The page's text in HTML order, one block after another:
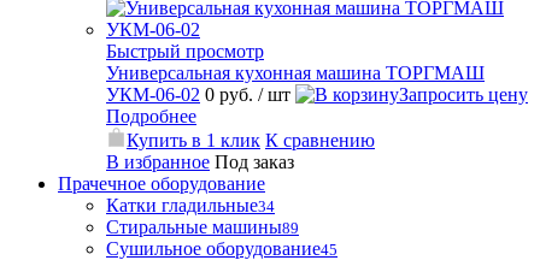
Быстрый просмотр
Универсальная кухонная машина ТОРГМАШ
УКМ-06-02 0 руб. / шт
Запросить цену
Подробнее
Купить в 1 клик К сравнению
В избранное Под заказ
Прачечное оборудование
Катки гладильные34
Стиральные машины89
Сушильное оборудование45